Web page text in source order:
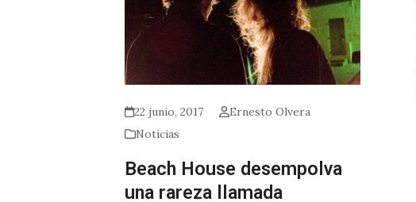
22 junio, 2017
Ernesto Olvera
Noticias
Beach House desempolva
una rareza llamada